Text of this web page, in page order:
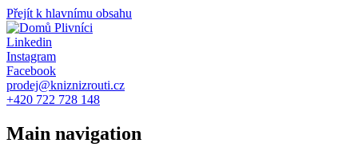
Přejít k hlavnímu obsahu
Plivníci
Linkedin
Instagram
Facebook
prodej@kniznizrouti.cz
+420 722 728 148
Main navigation